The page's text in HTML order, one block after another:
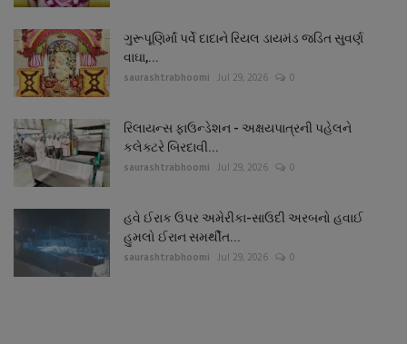
ગુરૂપૂણિર્માં પર્વે દાદાને રિયલ ડાયમંડ જડિત સુવર્ણ
વાઘા,...
saurashtrabhoomi Jul 29, 2026 0
રિલાયન્સ ફાઉન્ડેશન - અક્ષયપાત્રની પહેલને
કલેક્ટરે બિરદાવી...
saurashtrabhoomi Jul 29, 2026 0
હવે ઈરાક ઉપર અમેરીકા-સાઉદી અરબનો હવાઈ
હુમલો ઈરાન સમર્થીત...
saurashtrabhoomi Jul 29, 2026 0